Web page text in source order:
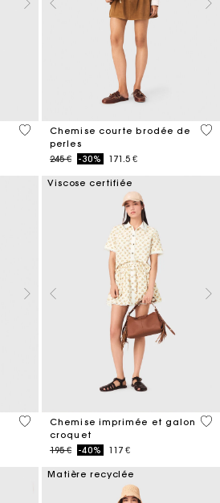
5 out of 5 Customer Rating
Chemise courte brodée de
perles
Price reduced from
245 €to-30% 171.5 €
4,2
3,9 out of 5 Customer Rating
Viscose certifiée
Chemise imprimée et galon
croquet
Price reduced from
195 €to-40% 117 €
5
Matière recyclée